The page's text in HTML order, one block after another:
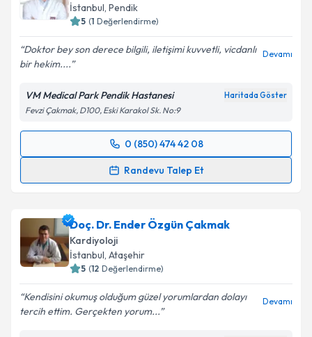
E-posta Adresiniz
Metni 'ni okudum ve kişisel verilerimin belirtilen
kapsamda işlenmesini kabul ediyorum.
Takvim Talebini Gönder
İstanbul, Pendik
5 (1 Değerlendirme)
Doktor bey son derece bilgili, iletişimi kuvvetli, vicdanlı
bir hekim....
Devamı
VM Medical Park Pendik Hastanesi Haritada Göster
Fevzi Çakmak, D100, Eski Karakol Sk. No:9
0 (850) 474 42 08
Randevu Talep Et
Randevu Takvimi Talebi
takvim hazırlandığında e-posta ile bilgilendireceğiz.
E-posta Adresiniz
Kişisel verilerimin işlenmesine ilişkin
Doç. Dr. Ender Özgün Çakmak
Kardiyoloji
İstanbul, Ataşehir
5 (12 Değerlendirme)
Kendisini okumuş olduğum güzel yorumlardan dolayı
tercih ettim. Gerçekten yorum...
Devamı